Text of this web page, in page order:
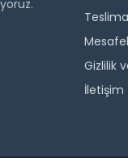
Gizlilik
İletişim